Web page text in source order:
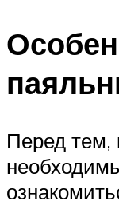
Перед тем,